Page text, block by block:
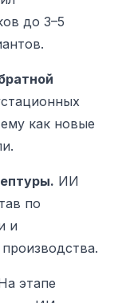
до 3–5
как новые
ИИ
по
и
этапе